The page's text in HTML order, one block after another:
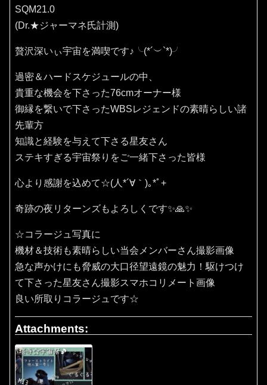
SQM21.0
(Dr.★ジャーマネ氏計測)
贅沢深いぃ宇宙を満喫です♪⁠╰⁠(⁠*⁠´⁠︶⁠`⁠*⁠)⁠╯
過密＆ハードスケジュールの中、
貴重な機会を下さった76cmオーナー様
御縁を繋いで下さったWBSレジェンドの素晴らしい諸
先輩方
知識と経験を与えて下さる星友さん
ステキすぎる宇宙祭りをご一緒下さった皆様
心より感謝を込めて☆(⁠人⁠*⁠´⁠∀⁠｀⁠)⁠｡⁠*ﾟ⁠+
奇跡の夜リターンズもよろしくです✨🙏✨️
☆コラージュ写真に
機材＆技術も素晴らしい当会メンバーさん撮影画像
急な声かけにも脅威の大口径望遠鏡の魅力！駆けつけ
て下さった星友さん撮影スマホコリメート画像
良い所取りコラージュです☆
Attachments: